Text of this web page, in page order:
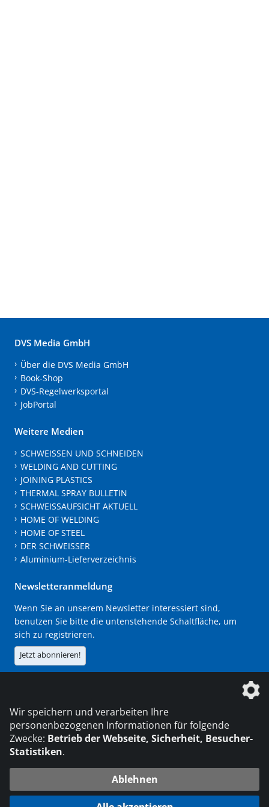
DVS Media GmbH
Über die DVS Media GmbH
Book-Shop
DVS-Regelwerksportal
JobPortal
Weitere Medien
SCHWEISSEN UND SCHNEIDEN
WELDING AND CUTTING
JOINING PLASTICS
THERMAL SPRAY BULLETIN
SCHWEISSAUFSICHT AKTUELL
HOME OF WELDING
HOME OF STEEL
DER SCHWEISSER
Aluminium-Lieferverzeichnis
Newsletteranmeldung
Wenn Sie an unserem Newsletter interessiert sind,
benutzen Sie bitte die untenstehende Schaltfläche, um
sich zu registrieren.
Jetzt abonnieren!
Die DVS Media GmbH ist ein Unternehmen der
© 2026 DVS Media GmbH
Wir speichern und verarbeiten Ihre
personenbezogenen Informationen für folgende
Zwecke: Betrieb der Webseite, Sicherheit, Besucher-
Statistiken.
Ablehnen